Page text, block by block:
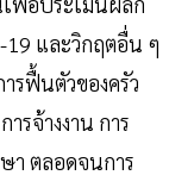
19 และวิกฤตอื่น ๆ
รฟื้นตัวของครัว
รจ้างงาน การ
า ตลอดจนการ